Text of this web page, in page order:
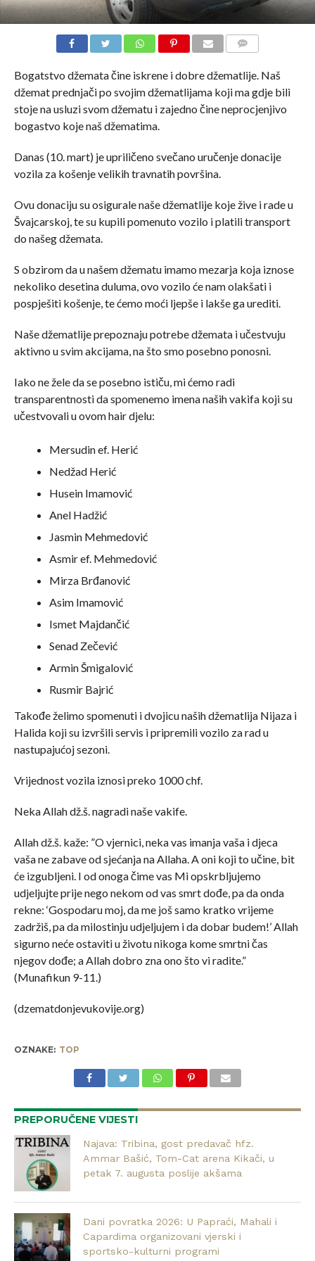
Bogatstvo džemata čine iskrene i dobre džematlije. Naš
džemat prednjači po svojim džematlijama koji ma gdje bili
stoje na usluzi svom džematu i zajedno čine neprocjenjivo
bogastvo koje naš džematima.
Danas (10. mart) je upriličeno svečano uručenje donacije
vozila za košenje velikih travnatih površina.
Ovu donaciju su osigurale naše džematlije koje žive i rade u
Švajcarskoj, te su kupili pomenuto vozilo i platili transport
do našeg džemata.
S obzirom da u našem džematu imamo mezarja koja iznose
nekoliko desetina duluma, ovo vozilo će nam olakšati i
pospješiti košenje, te ćemo moći ljepše i lakše ga urediti.
Naše džematlije prepoznaju potrebe džemata i učestvuju
aktivno u svim akcijama, na što smo posebno ponosni.
Iako ne žele da se posebno ističu, mi ćemo radi
transparentnosti da spomenemo imena naših vakifa koji su
učestvovali u ovom hair djelu:
Mersudin ef. Herić
Nedžad Herić
Husein Imamović
Anel Hadžić
Jasmin Mehmedović
Asmir ef. Mehmedović
Mirza Brđanović
Asim Imamović
Ismet Majdančić
Senad Zečević
Armin Šmigalović
Rusmir Bajrić
Takođe želimo spomenuti i dvojicu naših džematlija Nijaza i
Halida koji su izvršili servis i pripremili vozilo za rad u
nastupajućoj sezoni.
Vrijednost vozila iznosi preko 1000 chf.
Neka Allah dž.š. nagradi naše vakife.
Allah dž.š. kaže: ”O vjernici, neka vas imanja vaša i djeca
vaša ne zabave od sjećanja na Allaha. A oni koji to učine, bit
će izgubljeni. I od onoga čime vas Mi opskrbljujemo
udjeljujte prije nego nekom od vas smrt dođe, pa da onda
rekne: ‘Gospodaru moj, da me još samo kratko vrijeme
zadržiš, pa da milostinju udjeljujem i da dobar budem!’ Allah
sigurno neće ostaviti u životu nikoga kome smrtni čas
njegov dođe; a Allah dobro zna ono što vi radite.”
(Munafikun 9-11.)
(dzematdonjevukovije.org)
OZNAKE: TOP
PREPORUČENE VIJESTI
Najava: Tribina, gost predavač hfz.
Ammar Bašić, Tom-Cat arena Kikači, u
petak 7. augusta poslije akšama
Dani povratka 2026: U Papraći, Mahali i
Capardima organizovani vjerski i
sportsko-kulturni programi